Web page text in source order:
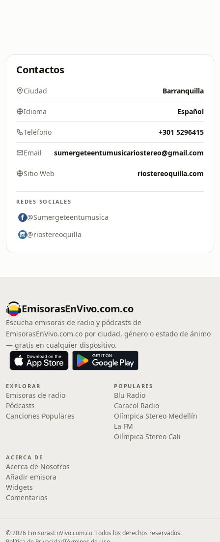
Contactos
Ciudad Barranquilla
Idioma Español
Teléfono +301 5296415
Email sumergeteentumusicariostereo@gmail.com
Sitio Web riostereoquilla.com
REDES SOCIALES
@Sumergeteentumusica
@riostereoquilla
EmisorasEnVivo.com.co
Escucha emisoras de radio y pódcasts de
EmisorasEnVivo.com.co por ciudad, género o estado de ánimo
— gratis en cualquier dispositivo.
EXPLORAR
Emisoras de radio
Pódcasts
Canciones Populares
POPULARES
Blu Radio
Caracol Radio
Olímpica Stereo Medellín
La FM
Olímpica Stereo Cali
ACERCA DE
Acerca de Nosotros
Añadir emisora
Widgets
Comentarios
© 2026 EmisorasEnVivo.com.co. Todos los derechos reservados.